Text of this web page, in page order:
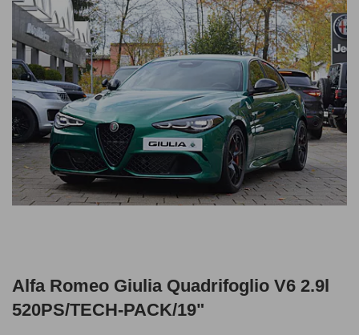
Alfa Romeo Giulia Quadrifoglio V6 2.9l
520PS/TECH-PACK/19"